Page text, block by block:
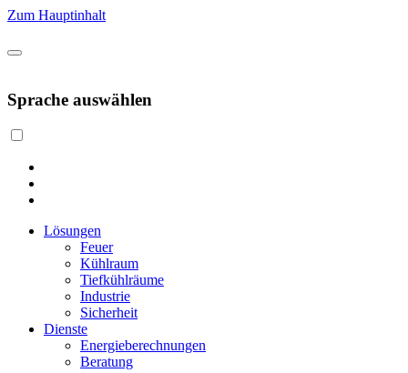
Zum Hauptinhalt
Sprache auswählen
Lösungen
Feuer
Kühlraum
Tiefkühlräume
Industrie
Sicherheit
Dienste
Energieberechnungen
Beratung